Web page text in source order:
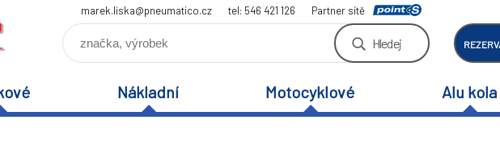
marek.liska@pneumatico.cz tel: 546 421 126 Partner sítě
Hledej
Nákladní Motocyklové Alu kola